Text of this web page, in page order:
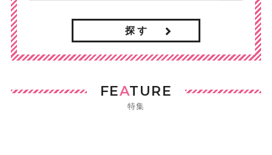
探 す
FEATURE
特集